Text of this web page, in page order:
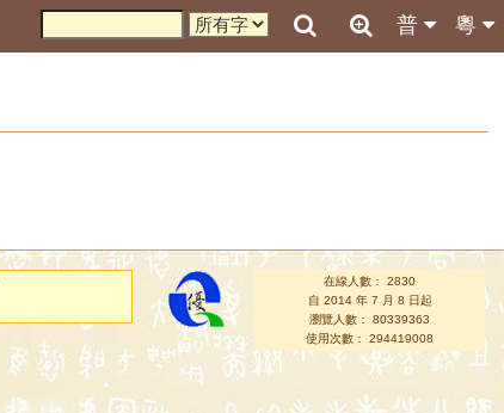
粵
普
在線人數： 2830
自 2014 年 7 月 8 日起
瀏覽人數： 80339363
使用次數： 294419008